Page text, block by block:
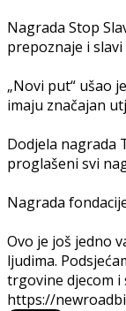
Nagrada Stop
prepoznaje i
„Novi put“ ušao
imaju značajan
Dodjela nagrada
proglašeni svi
Nagrada
Ovo je još jedno
ljudima.
trgovine djecom i
https://